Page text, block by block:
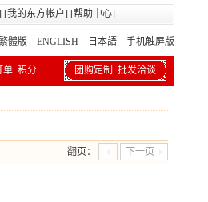
[我的东方帐户] [帮助中心]
體版 ENGLISH 日本語 手机触屏版
单 积分 团购定制 批发洽谈
翻页： 下一页